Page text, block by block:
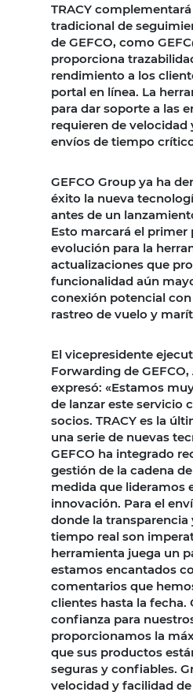
TRACY
tradicional de
de GEFCO, como
proporciona
rendimiento a los
portal en línea. La
para dar soporte a las
requieren de velocidad
envíos de tiempo
GEFCO Group ya ha
éxito la nueva
antes de un
Esto marcará el primer
evolución para la
actualizaciones que
funcionalidad aún
conexión potencial
rastreo de vuelo y
El vicepresidente
Forwarding de GEFCO,
expresó: «Estamos
de lanzar este servicio
socios. TRACY es la
una serie de nuevas
GEFCO ha integrado
gestión de la cadena
medida que lideramos
innovación. Para el
donde la
tiempo real son
herramienta juega un
estamos encantados
comentarios que
clientes hasta la fecha.
confianza para
proporcionamos la
que sus productos
seguras y confiables.
velocidad y facilidad de